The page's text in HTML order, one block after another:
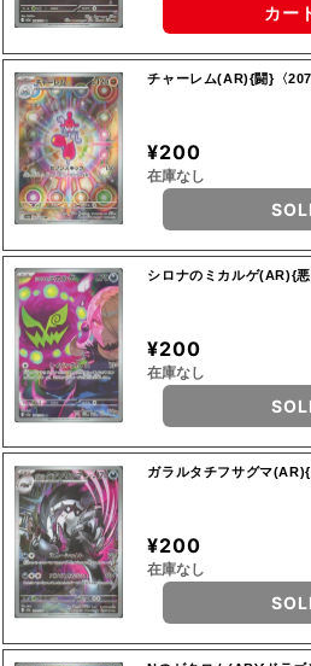
カー
チャーレム(AR){闘}〈
¥200
在庫なし
シロナのミカルゲ(AR){
¥200
在庫なし
ガラルタチフサグマ
¥200
在庫なし